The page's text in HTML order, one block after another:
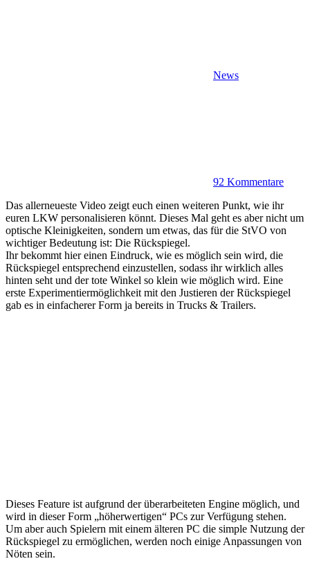
News
92 Kommentare
Das allerneueste Video zeigt euch einen weiteren Punkt, wie ihr
euren LKW personalisieren könnt. Dieses Mal geht es aber nicht um
optische Kleinigkeiten, sondern um etwas, das für die StVO von
wichtiger Bedeutung ist: Die Rückspiegel.
Ihr bekommt hier einen Eindruck, wie es möglich sein wird, die
Rückspiegel entsprechend einzustellen, sodass ihr wirklich alles
hinten seht und der tote Winkel so klein wie möglich wird. Eine
erste Experimentiermöglichkeit mit den Justieren der Rückspiegel
gab es in einfacherer Form ja bereits in Trucks & Trailers.
Dieses Feature ist aufgrund der überarbeiteten Engine möglich, und
wird in dieser Form „höherwertigen“ PCs zur Verfügung stehen.
Um aber auch Spielern mit einem älteren PC die simple Nutzung der
Rückspiegel zu ermöglichen, werden noch einige Anpassungen von
Nöten sein.